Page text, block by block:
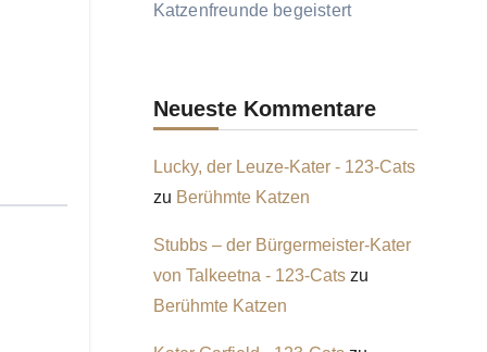
Katzenfreunde begeistert
Neueste Kommentare
Lucky, der Leuze-Kater - 123-Cats
zu Berühmte Katzen
Stubbs – der Bürgermeister-Kater
von Talkeetna - 123-Catszu
Berühmte Katzen